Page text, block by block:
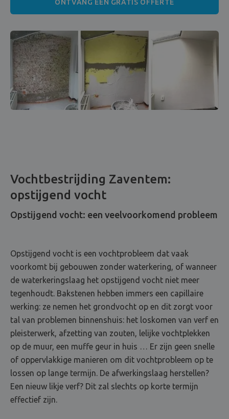
ONTVANG EEN GRATIS OFFERTE
Vochtbestrijding Zaventem:
opstijgend vocht
Opstijgend vocht: een veelvoorkomend probleem
Opstijgend vocht is een vochtprobleem dat vaak
voorkomt bij gebouwen zonder waterkering, of wanneer
de waterkeringslaag het opstijgend vocht niet meer
tegenhoudt. Bakstenen hebben immers een capillaire
werking: ze nemen het grondvocht op en dit zorgt voor
tal van problemen binnenshuis: het loskomen van verf en
pleisterwerk, afzetting van zouten, lelijke vochtplekken
op de muur, een muffe geur in huis … Er zijn geen snelle
of oppervlakkige manieren om dit vochtprobleem op te
lossen op lange termijn. De afwerkingslaag herstellen?
Een nieuw likje verf? Dit zal slechts op korte termijn
effectief zijn.